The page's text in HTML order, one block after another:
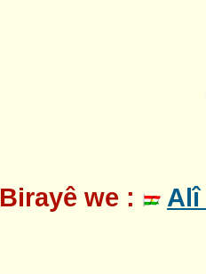
Birayê we : Alî